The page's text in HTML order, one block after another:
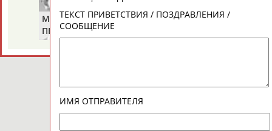
Михаил
ПЕРЕЛЬМАН
(ПЕРЛЬМАН)
Николай
ТЕКСТ ПРИВЕТСТВИЯ / ПОЗДРАВЛЕНИЯ /
СООБЩЕНИЕ
ИМЯ ОТПРАВИТЕЛЯ